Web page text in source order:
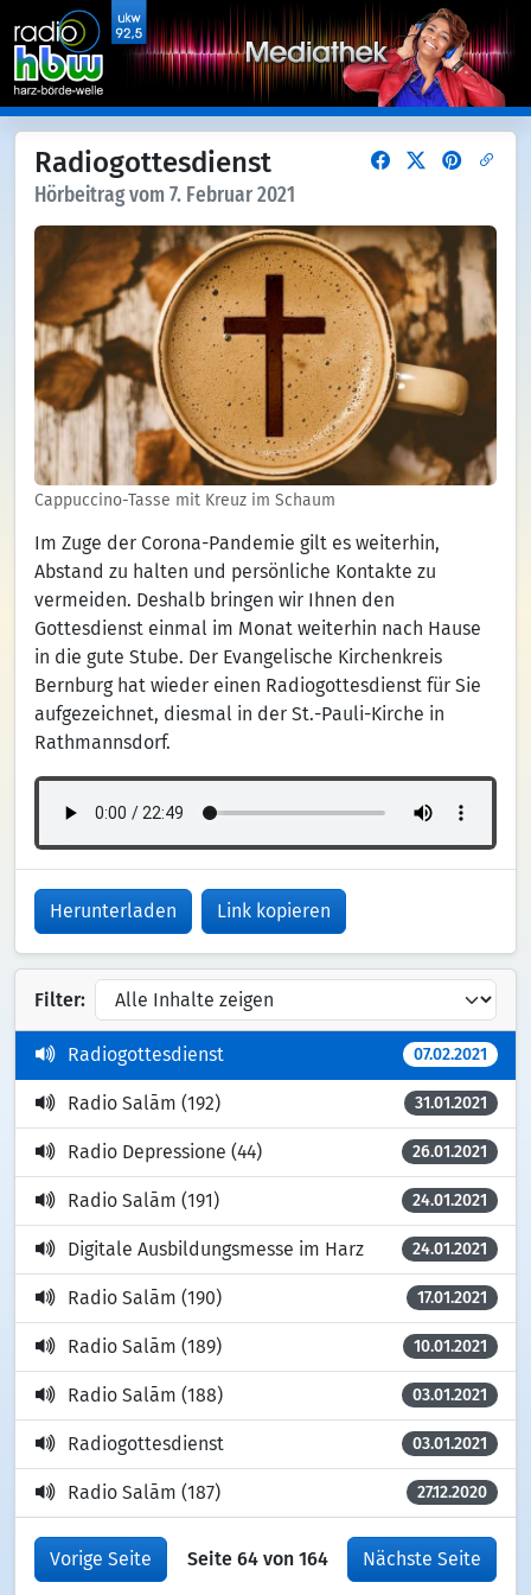
Radiogottesdienst
Hörbeitrag vom 7. Februar 2021
Cappuccino-Tasse mit Kreuz im Schaum
Im Zuge der Corona-Pandemie gilt es weiterhin,
Abstand zu halten und persönliche Kontakte zu
vermeiden. Deshalb bringen wir Ihnen den
Gottesdienst einmal im Monat weiterhin nach Hause
in die gute Stube. Der Evangelische Kirchenkreis
Bernburg hat wieder einen Radiogottesdienst für Sie
aufgezeichnet, diesmal in der St.-Pauli-Kirche in
Rathmannsdorf.
Herunterladen Link kopieren
Filter:
Radiogottesdienst 07.02.2021
Radio Salām (192) 31.01.2021
Radio Depressione (44) 26.01.2021
Radio Salām (191) 24.01.2021
Digitale Ausbildungsmesse im Harz 24.01.2021
Radio Salām (190) 17.01.2021
Radio Salām (189) 10.01.2021
Radio Salām (188) 03.01.2021
Radiogottesdienst 03.01.2021
Radio Salām (187) 27.12.2020
Vorige Seite Seite 64 von 164 Nächste Seite